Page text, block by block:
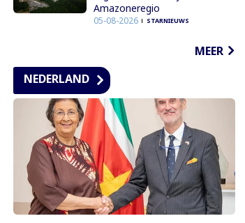
Amazoneregio
05-08-2026 STARNIEUWS
MEER
NEDERLAND